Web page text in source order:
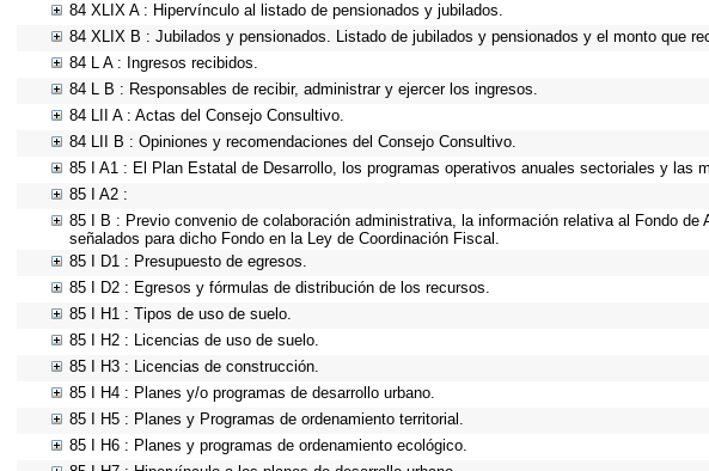
84 XLIX A : Hipervínculo al listado de pensionados y jubilados.
84 XLIX B : Jubilados y pensionados. Listado de jubilados y pensionados y el monto que
84 L A : Ingresos recibidos.
84 L B : Responsables de recibir, administrar y ejercer los ingresos.
84 LII A : Actas del Consejo Consultivo.
84 LII B : Opiniones y recomendaciones del Consejo Consultivo.
85 I A1 : El Plan Estatal de Desarrollo, los programas operativos anuales sectoriales y las
85 I A2 :
85 I B : Previo convenio de colaboración administrativa, la información relativa al Fondo
señalados para dicho Fondo en la Ley de Coordinación Fiscal.
85 I D1 : Presupuesto de egresos.
85 I D2 : Egresos y fórmulas de distribución de los recursos.
85 I H1 : Tipos de uso de suelo.
85 I H2 : Licencias de uso de suelo.
85 I H3 : Licencias de construcción.
85 I H4 : Planes y/o programas de desarrollo urbano.
85 I H5 : Planes y Programas de ordenamiento territorial.
85 I H6 : Planes y programas de ordenamiento ecológico.